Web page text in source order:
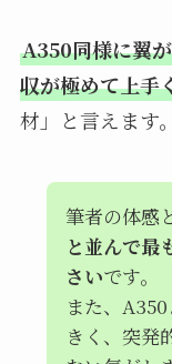
A350同様に翼
収が極めて上手
材」と言えます。
筆者の体感
と並んで最
さいです。
また、
きく、突発